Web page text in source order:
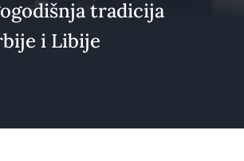
tradicija
i Libije